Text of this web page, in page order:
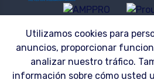
© 2026 | LAZZAR S.A. DE C.V. ® |
Utilizamos cookies para
anuncios, proporcionar
analizar nuestro tráfico.
información sobre cómo usted